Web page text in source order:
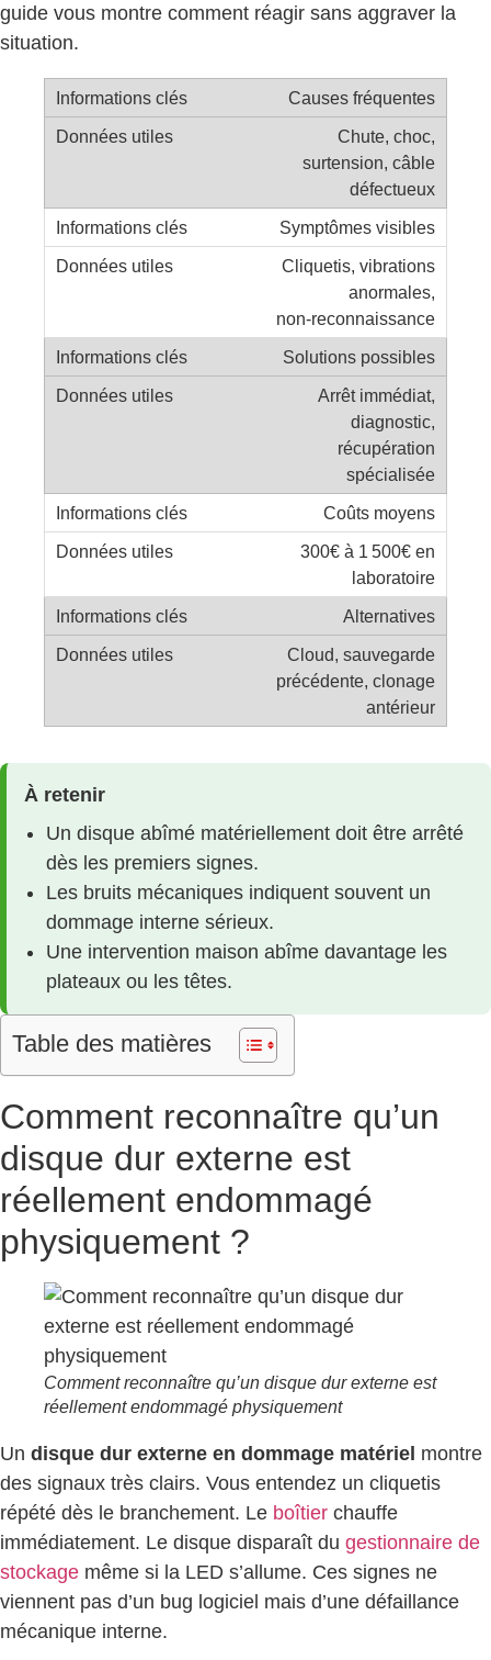
guide vous montre comment réagir sans aggraver la
situation.
Causes fréquentes
Chute, choc,
surtension, câble
défectueux
Symptômes visibles
Cliquetis, vibrations
anormales,
non‑reconnaissance
Solutions possibles
Arrêt immédiat,
diagnostic,
récupération
spécialisée
Coûts moyens
300€ à 1 500€ en
laboratoire
Alternatives
Cloud, sauvegarde
précédente, clonage
antérieur
À retenir
Un disque abîmé matériellement doit être arrêté
dès les premiers signes.
Les bruits mécaniques indiquent souvent un
dommage interne sérieux.
Une intervention maison abîme davantage les
plateaux ou les têtes.
Table des matières
Comment reconnaître qu’un
disque dur externe est
réellement endommagé
physiquement ?
Comment reconnaître qu’un disque dur externe est
réellement endommagé physiquement
Un disque dur externe en dommage matériel montre
des signaux très clairs. Vous entendez un cliquetis
répété dès le branchement. Le boîtier chauffe
immédiatement. Le disque disparaît du gestionnaire de
stockage même si la LED s’allume. Ces signes ne
viennent pas d’un bug logiciel mais d’une défaillance
mécanique interne.